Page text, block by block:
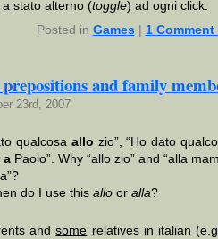
stato alterno (toggle) ad ogni click.
Posted in Games | 1 Comment
and family
23rd, 2007
qualcosa allo zio”, “Ho dato
a Paolo”. Why “allo zio” and “alla
do I use this allo or alla?
andsome relatives in italian